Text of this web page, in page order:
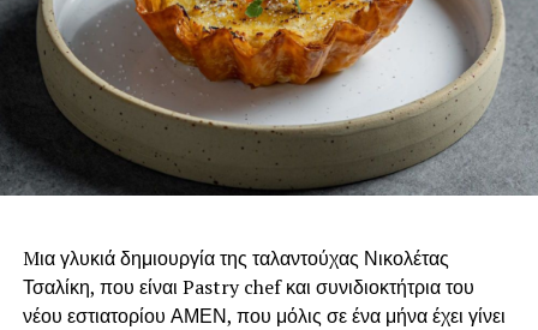
Mια γλυκιά δημιουργία της ταλαντούχας Νικολέτας
Τσαλίκη, που είναι Pastry chef και συνιδιοκτήτρια του
νέου εστιατορίου ΑΜΕΝ, που μόλις σε ένα μήνα έχει γίνει